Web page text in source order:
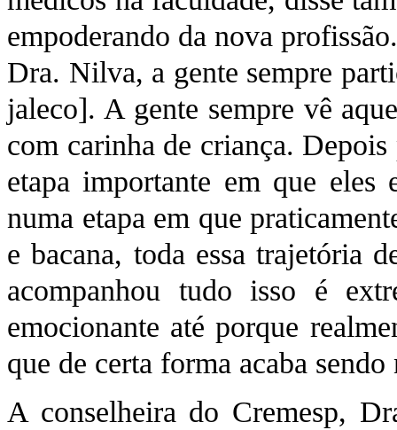
empoderando da nova
Dra. Nilva, a gente sempre
jaleco]. A gente sempre vê
com carinha de criança.
etapa importante em que
numa etapa em que
e bacana, toda essa trajetória
acompanhou tudo isso é
emocionante até porque
que de certa forma acaba sendo
A conselheira do Cremesp,